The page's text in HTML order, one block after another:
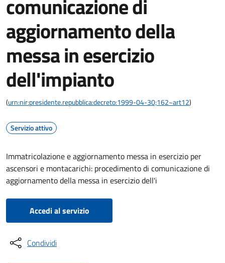
comunicazione di
aggiornamento della
messa in esercizio
dell'impianto
(urn:nir:presidente.repubblica:decreto:1999-04-30;162~art12)
Servizio attivo
Immatricolazione e aggiornamento messa in esercizio per
ascensori e montacarichi: procedimento di comunicazione di
aggiornamento della messa in esercizio dell'i
Accedi al servizio
Condividi